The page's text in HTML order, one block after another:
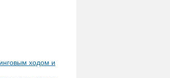
ходом и